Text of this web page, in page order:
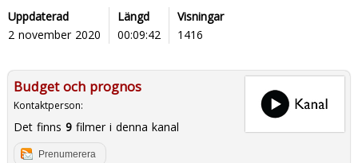
Uppdaterad
2 november 2020
Längd
00:09:42
Visningar
1416
Budget och prognos
Kontaktperson:
Det finns 9filmer i denna kanal
Prenumerera